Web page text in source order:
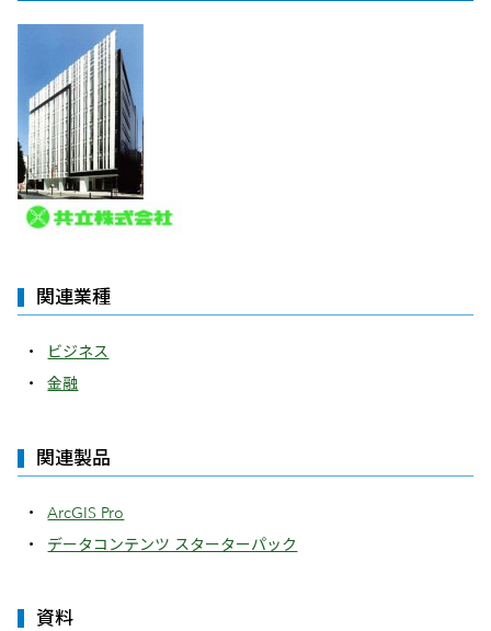
関連業種
ビジネス
金融
関連製品
ArcGIS Pro
データコンテンツ スターターパック
資料